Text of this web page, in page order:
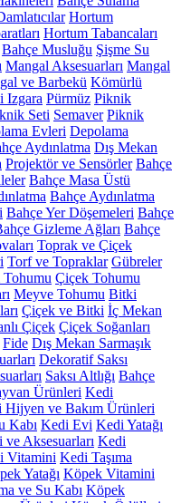
Hortum
Hortum Tabancaları
Bahçe Musluğu Şişme Su
Mangal Aksesuarları Mangal
ve Barbekü Kömürlü
Izgara Pürmüz Piknik
Seti Semaver Piknik
Evleri Depolama
Aydınlatma Dış Mekan
Projektör ve Sensörler Bahçe
Bahçe Masa Üstü
Bahçe Aydınlatma
Bahçe Yer Döşemeleri Bahçe
Gizleme Ağları Bahçe
Toprak ve Çiçek
Torf ve Topraklar Gübreler
Çiçek Tohumu
Meyve Tohumu Bitki
Çiçek ve Bitki İç Mekan
Çiçek Çiçek Soğanları
Fide Dış Mekan Sarmaşık
Dekoratif Saksı
Saksı Altlığı Bahçe
Ürünleri Kedi
Hijyen ve Bakım Ürünleri
Kabı Kedi Evi Kedi Yatağı
Aksesuarları Kedi
Vitamini Kedi Taşıma
Yatağı Köpek Vitamini
ve Su Kabı Köpek